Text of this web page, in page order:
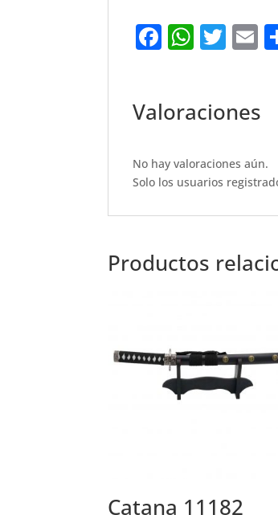
F
e
o
o
k
W
s
p
p
T
te
E
l
Valoraciones
No hay valoraciones aún.
Solo los usuarios
Productos
Catana 11182